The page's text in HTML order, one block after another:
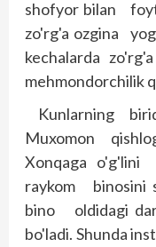
shofyor bilan
zo'rg'a ozgina
kechalarda
mehmondorchilik
Kunlarning
Muxomon
Xonqaga o'g'lini
raykom binosini
bino oldidagi
bo'ladi. Shunda